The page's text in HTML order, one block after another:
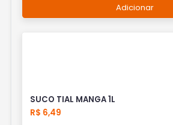
Adicionar
SUCO TIAL MANGA 1L
R$ 6,49